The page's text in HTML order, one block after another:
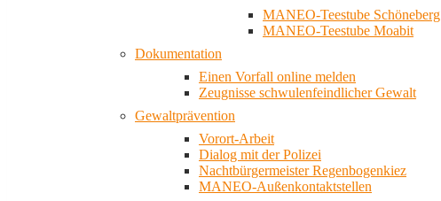
MANEO-Teestube Schöneberg
MANEO-Teestube Moabit
Dokumentation
Einen Vorfall online melden
Zeugnisse schwulenfeindlicher Gewalt
Gewaltprävention
Vorort-Arbeit
Dialog mit der Polizei
Nachtbürgermeister Regenbogenkiez
MANEO-Außenkontaktstellen